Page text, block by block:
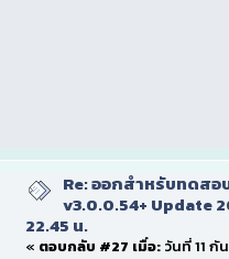
Re: ออกสำหรับทดสอ
v3.0.0.54+ Update
22.45 น.
« ตอบกลับ #27 เมื่อ: วันที่ 11 กั